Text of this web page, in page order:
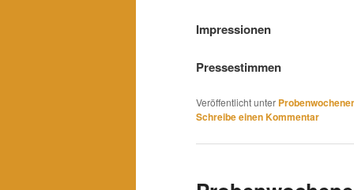
Impressionen
Pressestimmen
Veröffentlicht unter
Schreibe einen Kommentar